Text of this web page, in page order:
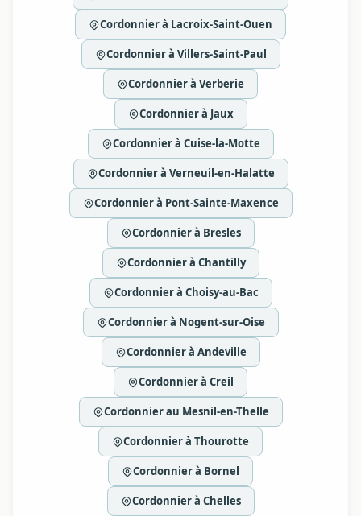
Cordonnier à Lacroix-Saint-Ouen
Cordonnier à Villers-Saint-Paul
Cordonnier à Verberie
Cordonnier à Jaux
Cordonnier à Cuise-la-Motte
Cordonnier à Verneuil-en-Halatte
Cordonnier à Pont-Sainte-Maxence
Cordonnier à Bresles
Cordonnier à Chantilly
Cordonnier à Choisy-au-Bac
Cordonnier à Nogent-sur-Oise
Cordonnier à Andeville
Cordonnier à Creil
Cordonnier au Mesnil-en-Thelle
Cordonnier à Thourotte
Cordonnier à Bornel
Cordonnier à Chelles